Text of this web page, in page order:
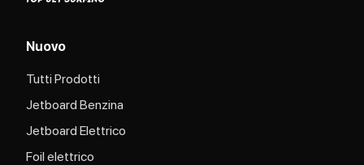
Nuovo
Tutti Prodotti
Jetboard Benzina
Jetboard Elettrico
Foil elettrico